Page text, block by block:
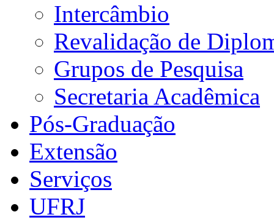
Intercâmbio
Revalidação de
Grupos de Pesquisa
Secretaria Acadêmica
Pós-Graduação
Extensão
Serviços
UFRJ